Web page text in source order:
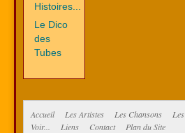
Histoires...
Le Dico
des
Tubes
Accueil Les Artistes Les Chansons
Voir...
Liens Contact Plan du Site